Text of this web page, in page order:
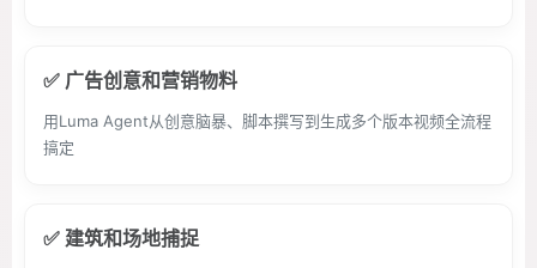
✅ 广告创意和营销物料
用Luma Agent从创意脑暴、脚本撰写到生成多个版本视频全流程
搞定
✅ 建筑和场地捕捉